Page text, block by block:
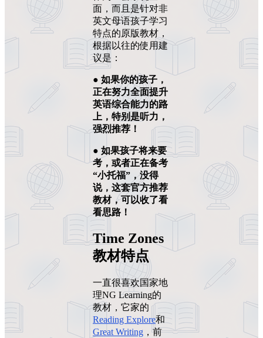
面，而且是针对非
英文母语孩子学习
特点的原版教材，
根据以往的使用建
议是：
● 如果你的孩子，
正在努力全面提升
英语综合能力的路
上，特别是听力，
强烈推荐！
● 如果孩子将来要
考，或者正在备考
“小托福”，没得
说，这套官方推荐
教材，可以收了看
看思路！
Time Zones
教材特点
一直很喜欢国家地
理NG Learning的
教材，它家的
Reading Explore和
Great Writing ，前